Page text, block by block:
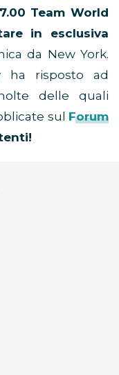
Team World
in esclusiva
da New York.
ha risposto ad
delle quali
sul Forum